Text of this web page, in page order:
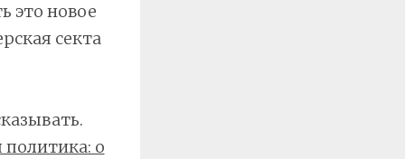
это новое
секта
политика: о